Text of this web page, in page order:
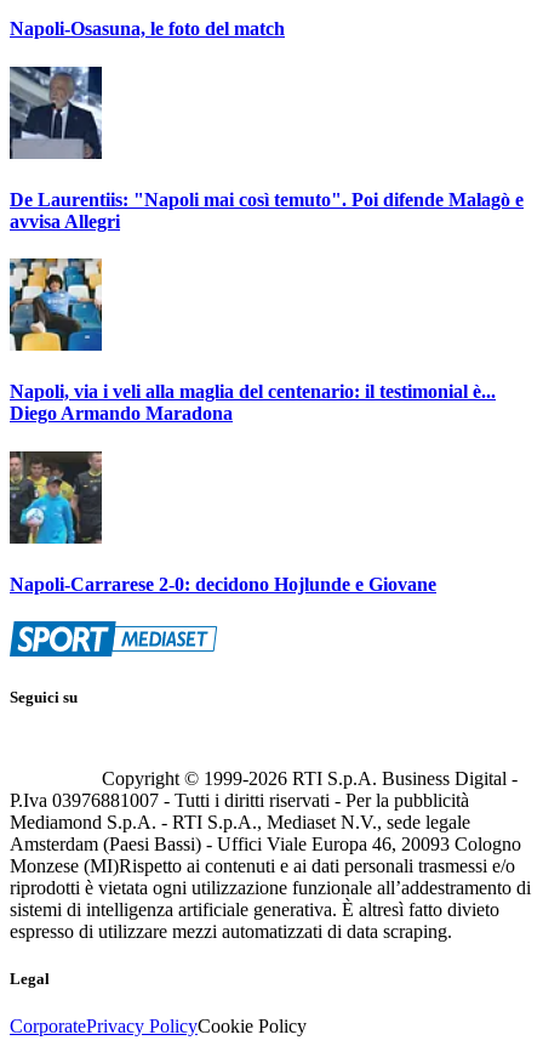
Napoli-Osasuna, le foto del match
De Laurentiis: "Napoli mai così temuto". Poi difende Malagò e
avvisa Allegri
Napoli, via i veli alla maglia del centenario: il testimonial è...
Diego Armando Maradona
Napoli-Carrarese 2-0: decidono Hojlunde e Giovane
Seguici su
Copyright © 1999-2026 RTI S.p.A. Business Digital -
P.Iva 03976881007 - Tutti i diritti riservati - Per la pubblicità
Mediamond S.p.A. - RTI S.p.A., Mediaset N.V., sede legale
Amsterdam (Paesi Bassi) - Uffici Viale Europa 46, 20093 Cologno
Monzese (MI)Rispetto ai contenuti e ai dati personali trasmessi e/o
riprodotti è vietata ogni utilizzazione funzionale all’addestramento di
sistemi di intelligenza artificiale generativa. È altresì fatto divieto
espresso di utilizzare mezzi automatizzati di data scraping.
Legal
CorporatePrivacy PolicyCookie Policy